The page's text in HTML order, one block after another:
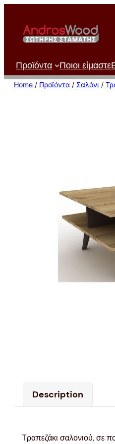
περιεχόμενο
Προϊόντα Ποιοι είμαστε
Home / Προϊόντα / Σαλόνι /
Description
Τραπεζάκι σαλονιού, σε